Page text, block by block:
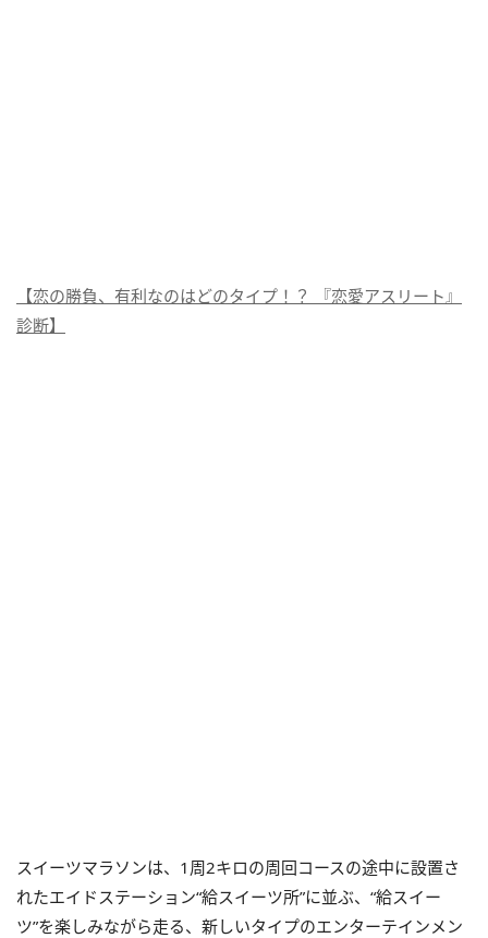
【恋の勝負、有利なのはどのタイプ！？ 『恋愛アスリート』
診断】
スイーツマラソンは、1周2キロの周回コースの途中に設置さ
れたエイドステーション“給スイーツ所”に並ぶ、“給スイー
ツ”を楽しみながら走る、新しいタイプのエンターテインメン